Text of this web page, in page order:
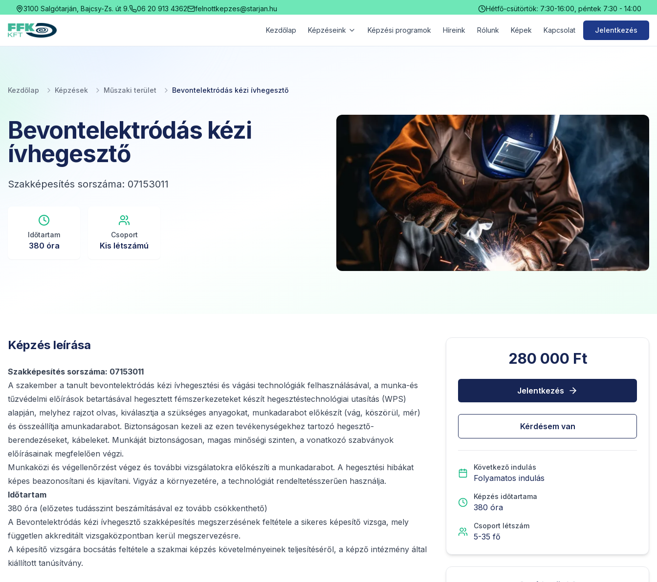
3100 Salgótarján, Bajcsy-Zs. út 9. 06 20 913 4362 felnottkepzes@starjan.hu Hétfő-csütörtök: 7:30-16:00, péntek 7:30 - 14:00
Fekete Felnőttképzési Kft. Kezdőlap Képzéseink Képzési programok Híreink Rólunk Képek Kapcsolat Jelentkezés
Kezdőlap Képzések Műszaki terület Bevontelektródás kézi ívhegesztő
Bevontelektródás kézi
ívhegesztő
Szakképesítés sorszáma: 07153011
Időtartam
380 óra
Csoport
Kis létszámú
Képzés leírása
Szakképesítés sorszáma: 07153011
A szakember a tanult bevontelektródás kézi ívhegesztési és vágási technológiák felhasználásával, a munka-és
tűzvédelmi előírások betartásával hegesztett fémszerkezeteket készít hegesztéstechnológiai utasítás (WPS)
alapján, melyhez rajzot olvas, kiválasztja a szükséges anyagokat, munkadarabot előkészít (vág, köszörül, mér)
és összeállítja amunkadarabot. Biztonságosan kezeli az ezen tevékenységekhez tartozó hegesztő-
berendezéseket, kábeleket. Munkáját biztonságosan, magas minőségi szinten, a vonatkozó szabványok
előírásainak megfelelően végzi.
Munkaközi és végellenőrzést végez és további vizsgálatokra előkészíti a munkadarabot. A hegesztési hibákat
képes beazonosítani és kijavítani. Vigyáz a környezetére, a technológiát rendeltetésszerűen használja.
Időtartam
380 óra (előzetes tudásszint beszámításával ez tovább csökkenthető)
A Bevontelektródás kézi ívhegesztő szakképesítés megszerzésének feltétele a sikeres képesítő vizsga, mely
független akkreditált vizsgaközpontban kerül megszervezésre.
A képesítő vizsgára bocsátás feltétele a szakmai képzés követelményeinek teljesítéséről, a képző intézmény által
kiállított tanúsítvány.
280 000 Ft
Jelentkezés
Kérdésem van
Következő indulás
Folyamatos indulás
Képzés időtartama
380 óra
Csoport létszám
5-35 fő